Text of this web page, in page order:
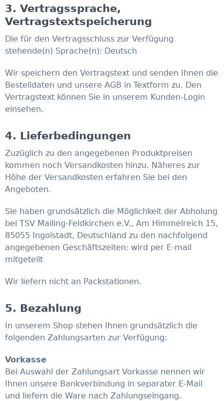
3. Vertragssprache,
Vertragstextspeicherung
Die für den Vertragsschluss zur Verfügung
stehende(n) Sprache(n): Deutsch
Wir speichern den Vertragstext und senden Ihnen die
Bestelldaten und unsere AGB in Textform zu. Den
Vertragstext können Sie in unserem Kunden-Login
einsehen.
4. Lieferbedingungen
Zuzüglich zu den angegebenen Produktpreisen
kommen noch Versandkosten hinzu. Näheres zur
Höhe der Versandkosten erfahren Sie bei den
Angeboten.
Sie haben grundsätzlich die Möglichkeit der Abholung
bei TSV Mailing-Feldkirchen e.V., Am Himmelreich 15,
85055 Ingolstadt, Deutschland zu den nachfolgend
angegebenen Geschäftszeiten: wird per E-mail
mitgeteilt
Wir liefern nicht an Packstationen.
5. Bezahlung
In unserem Shop stehen Ihnen grundsätzlich die
folgenden Zahlungsarten zur Verfügung:
Vorkasse
Bei Auswahl der Zahlungsart Vorkasse nennen wir
Ihnen unsere Bankverbindung in separater E-Mail
und liefern die Ware nach Zahlungseingang.